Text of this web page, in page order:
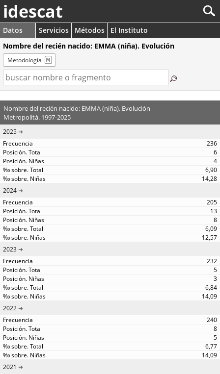
idescat
Datos Servicios Métodos
El Instituto
Nombre del recién nacido: EMMA (niña). Evolución
Metodología
Nombre del recién nacido: EMMA (niña). Evolución
Metropolità. 1997-2025
2025
236
6
4
6,90
14,28
2024
205
13
8
6,09
12,57
2023
232
5
3
6,84
14,09
2022
240
8
5
6,77
14,09
2021